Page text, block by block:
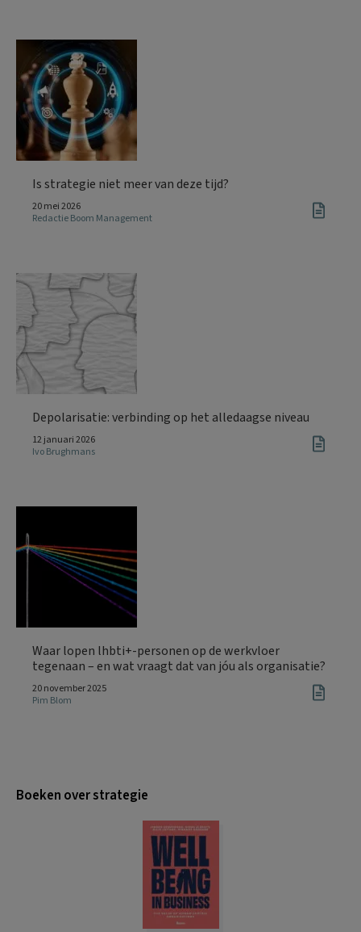
Is strategie niet meer van deze tijd?
20 mei 2026
Redactie Boom Management
Depolarisatie: verbinding op het alledaagse niveau
12 januari 2026
Ivo Brughmans
Waar lopen lhbti+-personen op de werkvloer
tegenaan – en wat vraagt dat van jóu als organisatie?
20 november 2025
Pim Blom
Boeken over strategie